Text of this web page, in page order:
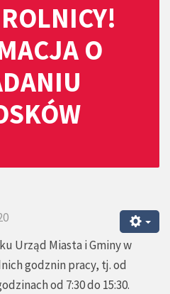
O
Urząd Miasta i Gminy w
godznin pracy, tj. od
od 7:30 do 15:30.